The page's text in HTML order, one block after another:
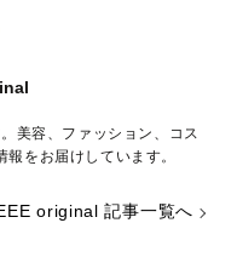
美容、ファッション、コス
をお届けしています。
original 記事一覧へ